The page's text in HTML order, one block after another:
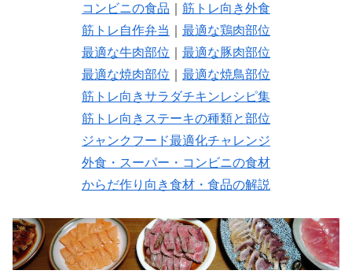
コンビニの食品
筋トレ向き外食
筋トレ自作弁当
最適な鶏肉部位
最適な牛肉部位
最適な豚肉部位
最適な焼肉部位
最適な焼鳥部位
筋トレ向きサラダチキンレシピ集
筋トレ向きステーキの種類と部位
ジャンクフード最適化チャレンジ
外食・スーパー・コンビニの食材
からだ作り向き食材・食品の解説